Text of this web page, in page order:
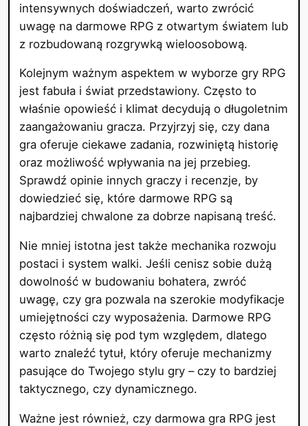
intensywnych doświadczeń, warto zwrócić
uwagę na darmowe RPG z otwartym światem lub
z rozbudowaną rozgrywką wieloosobową.
Kolejnym ważnym aspektem w wyborze gry RPG
jest fabuła i świat przedstawiony. Często to
właśnie opowieść i klimat decydują o długoletnim
zaangażowaniu gracza. Przyjrzyj się, czy dana
gra oferuje ciekawe zadania, rozwiniętą historię
oraz możliwość wpływania na jej przebieg.
Sprawdź opinie innych graczy i recenzje, by
dowiedzieć się, które darmowe RPG są
najbardziej chwalone za dobrze napisaną treść.
Nie mniej istotna jest także mechanika rozwoju
postaci i system walki. Jeśli cenisz sobie dużą
dowolność w budowaniu bohatera, zwróć
uwagę, czy gra pozwala na szerokie modyfikacje
umiejętności czy wyposażenia. Darmowe RPG
często różnią się pod tym względem, dlatego
warto znaleźć tytuł, który oferuje mechanizmy
pasujące do Twojego stylu gry – czy to bardziej
taktycznego, czy dynamicznego.
Ważne jest również, czy darmowa gra RPG jest